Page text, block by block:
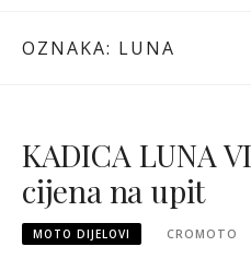
OZNAKA: LUNA
KADICA LUNA
cijena na upit
MOTO DIJELOVI CROMOTO